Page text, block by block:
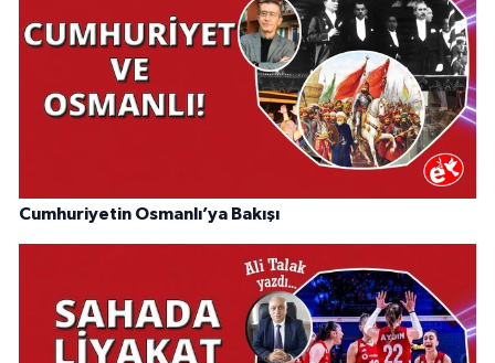
Cumhuriyetin Osmanlı’ya Bakışı